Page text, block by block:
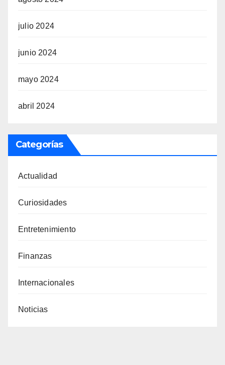
julio 2024
junio 2024
mayo 2024
abril 2024
Categorías
Actualidad
Curiosidades
Entretenimiento
Finanzas
Internacionales
Noticias